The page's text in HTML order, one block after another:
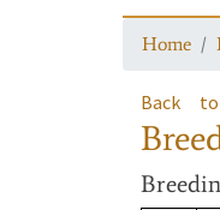
Home
Back